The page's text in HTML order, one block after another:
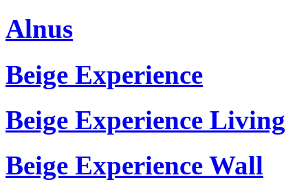
Alnus
Beige Experience
Beige Experience Living
Beige Experience Wall